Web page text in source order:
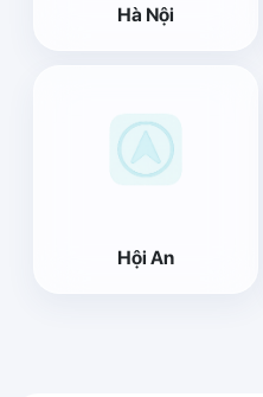
Hà Nội
Hội An